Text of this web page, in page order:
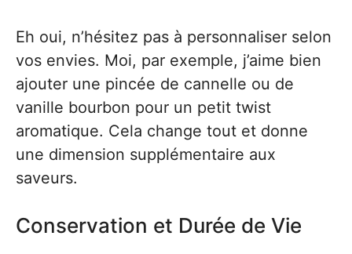
Eh oui, n’hésitez pas à personnaliser selon
vos envies. Moi, par exemple, j’aime bien
ajouter une pincée de cannelle ou de
vanille bourbon pour un petit twist
aromatique. Cela change tout et donne
une dimension supplémentaire aux
saveurs.
Conservation et Durée de Vie